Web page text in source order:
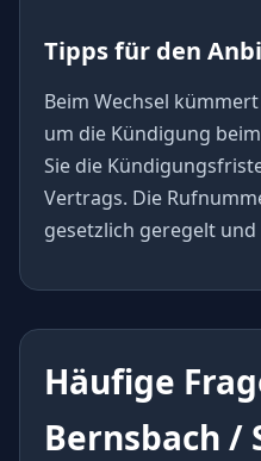
Tipps für den
Beim Wechsel
um die Kündigung
Sie die
Vertrags. Die
gesetzlich geregelt
Häufige
Bernsbach /